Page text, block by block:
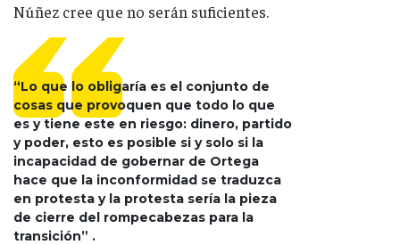
Núñez cree que no serán suficientes.
“Lo que lo obligaría es el conjunto de
cosas que provoquen que todo lo que
es y tiene este en riesgo: dinero, partido
y poder, esto es posible si y solo si la
incapacidad de gobernar de Ortega
hace que la inconformidad se traduzca
en protesta y la protesta sería la pieza
de cierre del rompecabezas para la
transición” .